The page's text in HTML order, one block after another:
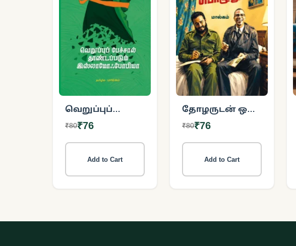
வெறுப்புப்
பேச்சால்
தூண்டப்படும்
இஸ்லாமோஃபோபியா
₹80₹76
Add to Cart
தோழருடன் ஒரு
பொழுது
₹80₹76
Add to Cart